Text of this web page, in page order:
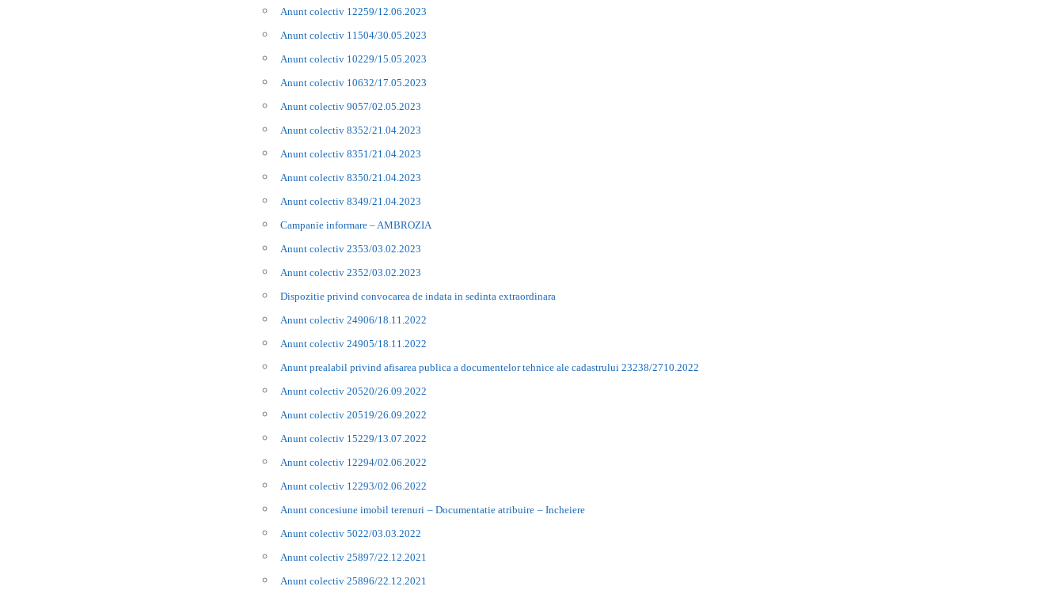
Anunt colectiv 12259/12.06.2023
Anunt colectiv 11504/30.05.2023
Anunt colectiv 10229/15.05.2023
Anunt colectiv 10632/17.05.2023
Anunt colectiv 9057/02.05.2023
Anunt colectiv 8352/21.04.2023
Anunt colectiv 8351/21.04.2023
Anunt colectiv 8350/21.04.2023
Anunt colectiv 8349/21.04.2023
Campanie informare – AMBROZIA
Anunt colectiv 2353/03.02.2023
Anunt colectiv 2352/03.02.2023
Dispozitie privind convocarea de indata in sedinta extraordinara
Anunt colectiv 24906/18.11.2022
Anunt colectiv 24905/18.11.2022
Anunt prealabil privind afisarea publica a documentelor tehnice ale cadastrului 23238/2710.2022
Anunt colectiv 20520/26.09.2022
Anunt colectiv 20519/26.09.2022
Anunt colectiv 15229/13.07.2022
Anunt colectiv 12294/02.06.2022
Anunt colectiv 12293/02.06.2022
Anunt concesiune imobil terenuri – Documentatie atribuire – Incheiere
Anunt colectiv 5022/03.03.2022
Anunt colectiv 25897/22.12.2021
Anunt colectiv 25896/22.12.2021